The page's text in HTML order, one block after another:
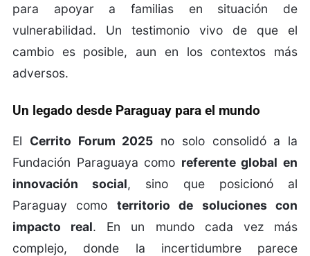
para apoyar a familias en situación de
vulnerabilidad. Un testimonio vivo de que el
cambio es posible, aun en los contextos más
adversos.
Un legado desde Paraguay para el mundo
El Cerrito Forum 2025 no solo consolidó a la
Fundación Paraguaya como referente global en
innovación social, sino que posicionó al
Paraguay como territorio de soluciones con
impacto real. En un mundo cada vez más
complejo, donde la incertidumbre parece